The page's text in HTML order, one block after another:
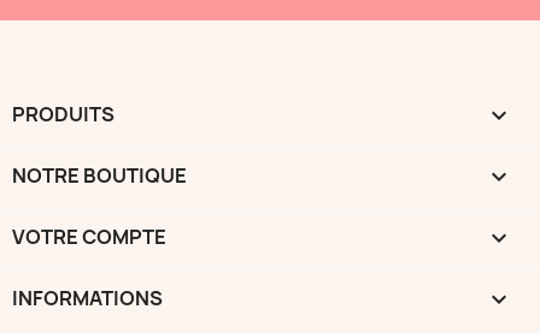
PRODUITS 
NOTRE BOUTIQUE 
VOTRE COMPTE 
INFORMATIONS keyboard_arrow_down